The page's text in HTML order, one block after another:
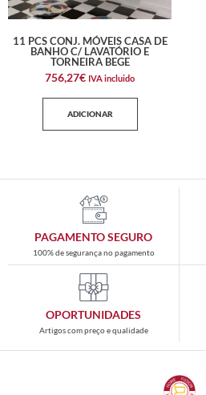
11 PCS CONJ. MÓVEIS CASA DE
BANHO C/ LAVATÓRIO E
TORNEIRA BEGE
756,27€ IVA incluido
ADICIONAR
PAGAMENTO SEGURO
100% de segurança no pagamento
OPORTUNIDADES
Artigos com preço e qualidade